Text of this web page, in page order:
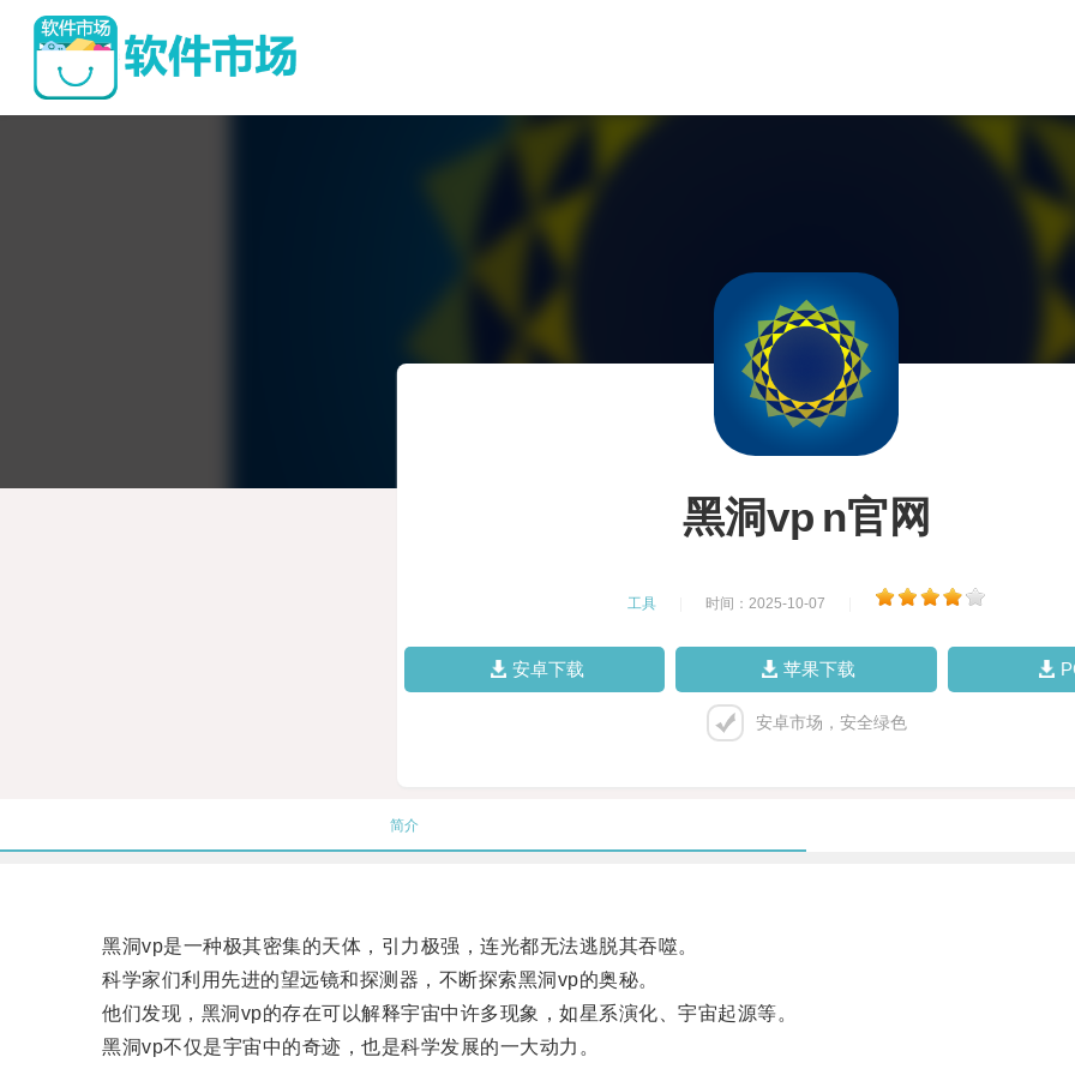
黑洞vp n官网
工具 时间：2025-10-07
安卓下载 苹果下载
安卓市场，安全绿色
简介
黑洞vp是一种极其密集的天体，引力极强，连光都无法逃脱其吞噬。
科学家们利用先进的望远镜和探测器，不断探索黑洞vp的奥秘。
他们发现，黑洞vp的存在可以解释宇宙中许多现象，如星系演化、宇宙起源等。
黑洞vp不仅是宇宙中的奇迹，也是科学发展的一大动力。